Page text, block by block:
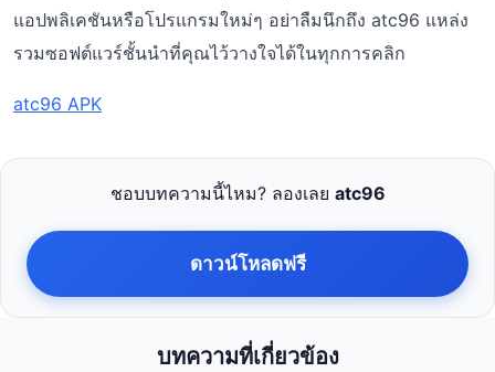
แอปพลิเคชันหรือโปรแกรมใหม่ๆ อย่าลืมนึกถึง atc96 แหล่ง
รวมซอฟต์แวร์ชั้นนำที่คุณไว้วางใจได้ในทุกการคลิก
atc96 APK
ชอบบทความนี้ไหม? ลองเลย atc96
ดาวน์โหลดฟรี
บทความที่เกี่ยวข้อง